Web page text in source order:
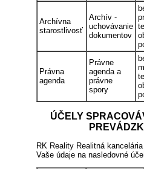
Archívna
starostlivosť
Archív -
uchovávanie
dokumentov
Právna
agenda
Právne
agenda a
právne
spory
ÚČELY
RK Reality Realitná
Vaše údaje na nasledovné